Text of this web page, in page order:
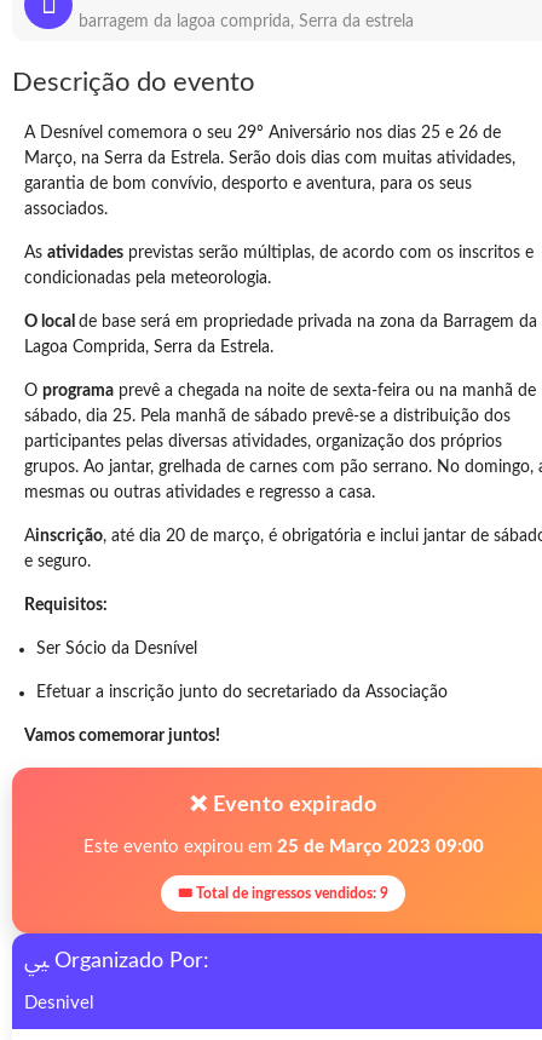
barragem da lagoa comprida, Serra da estrela
Descrição do evento
A Desnível comemora o seu 29º Aniversário nos dias 25 e 26 de
Março, na Serra da Estrela. Serão dois dias com muitas atividades,
garantia de bom convívio, desporto e aventura, para os seus
associados.
As atividades previstas serão múltiplas, de acordo com os inscritos e
condicionadas pela meteorologia.
O local de base será em propriedade privada na zona da Barragem da
Lagoa Comprida, Serra da Estrela.
O programa prevê a chegada na noite de sexta-feira ou na manhã de
sábado, dia 25. Pela manhã de sábado prevê-se a distribuição dos
participantes pelas diversas atividades, organização dos próprios
grupos. Ao jantar, grelhada de carnes com pão serrano. No domingo,
mesmas ou outras atividades e regresso a casa.
Ainscrição, até dia 20 de março, é obrigatória e inclui jantar de
e seguro.
Requisitos:
Ser Sócio da Desnível
Efetuar a inscrição junto do secretariado da Associação
Vamos comemorar juntos!
❌ Evento expirado
Este evento expirou em 25 de Março 2023 09:00
🎟 Total de ingressos vendidos: 9
Organizado Por:
Desnivel